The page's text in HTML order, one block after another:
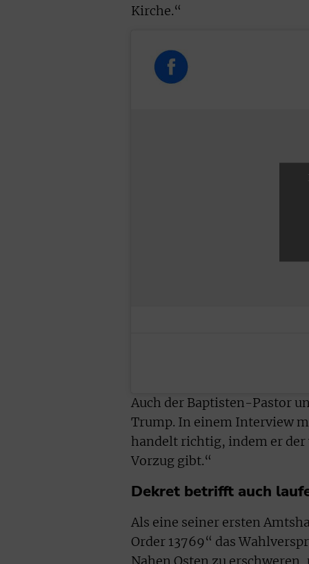
Kirche.“
Auch der Baptisten-Pastor
Trump. In einem Interview
handelt richtig, indem er
Vorzug gibt.“
Dekret betrifft auch
Als eine seiner ersten
Order 13769“ das
Nahen Osten zu